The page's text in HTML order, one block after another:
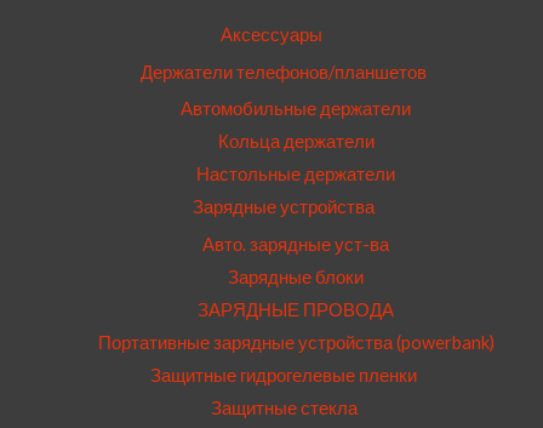
Аксессуары
Держатели телефонов/планшетов
Автомобильные держатели
Кольца держатели
Настольные держатели
Зарядные устройства
Авто. зарядные уст-ва
Зарядные блоки
ЗАРЯДНЫЕ ПРОВОДА
Портативные зарядные устройства (powerbank)
Защитные гидрогелевые пленки
Защитные стекла